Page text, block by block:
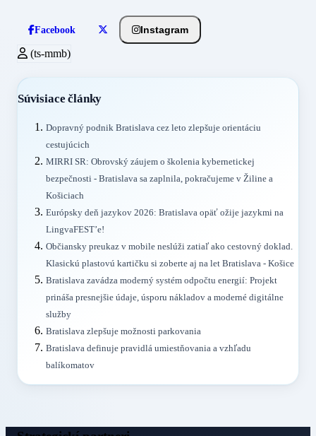
Facebook Instagram
(ts-mmb)
Súvisiace články
Dopravný podnik Bratislava cez leto zlepšuje orientáciu
cestujúcich
MIRRI SR: Obrovský záujem o školenia kybernetickej
bezpečnosti - Bratislava sa zaplnila, pokračujeme v Žiline a
Košiciach
Európsky deň jazykov 2026: Bratislava opäť ožije jazykmi na
LingvaFEST’e!
Občiansky preukaz v mobile neslúži zatiaľ ako cestovný doklad.
Klasickú plastovú kartičku si zoberte aj na let Bratislava - Košice
Bratislava zavádza moderný systém odpočtu energií: Projekt
prináša presnejšie údaje, úsporu nákladov a moderné digitálne
služby
Bratislava zlepšuje možnosti parkovania
Bratislava definuje pravidlá umiestňovania a vzhľadu
balíkomatov